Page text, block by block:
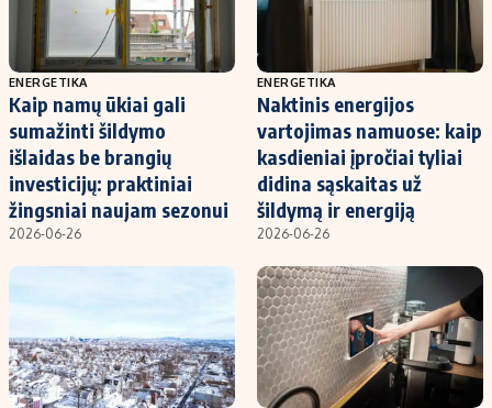
ENERGETIKA
Kaip namų ūkiai gali
sumažinti šildymo
išlaidas be brangių
investicijų: praktiniai
žingsniai naujam sezonui
2026-06-26
ENERGETIKA
Naktinis energijos
vartojimas namuose: kaip
kasdieniai įpročiai tyliai
didina sąskaitas už
šildymą ir energiją
2026-06-26